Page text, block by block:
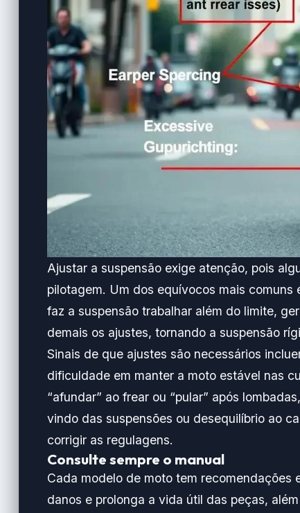
Ajustar a suspensão exige atenção, pois
pilotagem. Um dos equívocos mais comuns
faz a suspensão trabalhar além do limite,
demais os ajustes, tornando a suspensão
Sinais de que ajustes são necessários
dificuldade em manter a moto estável nas
“afundar” ao frear ou “pular” após
vindo das suspensões ou desequilíbrio ao
corrigir as regulagens.
Consulte sempre o manual
Cada modelo de moto tem recomendações
danos e prolonga a vida útil das peças,